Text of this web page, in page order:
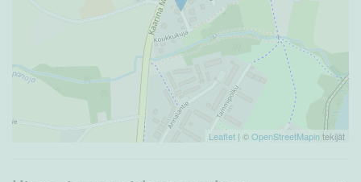
Leaflet | ©OpenStreetMapintekijät